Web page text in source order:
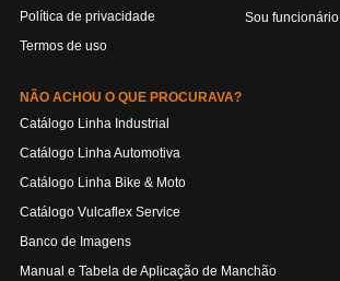
Política de privacidade
Termos de uso
Sou funcionário
NÃO ACHOU O QUE PROCURAVA?
Catálogo Linha Industrial
Catálogo Linha Automotiva
Catálogo Linha Bike & Moto
Catálogo Vulcaflex Service
Banco de Imagens
Manual e Tabela de Aplicação de Manchão